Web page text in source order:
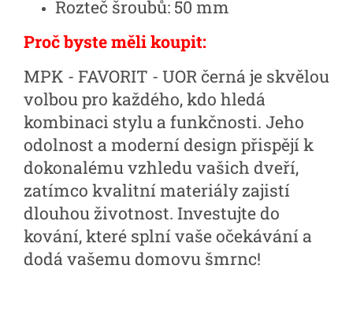
Rozteč šroubů: 50 mm
Proč byste měli koupit:
MPK - FAVORIT - UOR černá je skvělou
volbou pro každého, kdo hledá
kombinaci stylu a funkčnosti. Jeho
odolnost a moderní design přispějí k
dokonalému vzhledu vašich dveří,
zatímco kvalitní materiály zajistí
dlouhou životnost. Investujte do
kování, které splní vaše očekávání a
dodá vašemu domovu šmrnc!